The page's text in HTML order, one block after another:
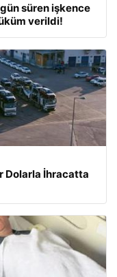
süren işkence
verildi!
Dolarla İhracatta